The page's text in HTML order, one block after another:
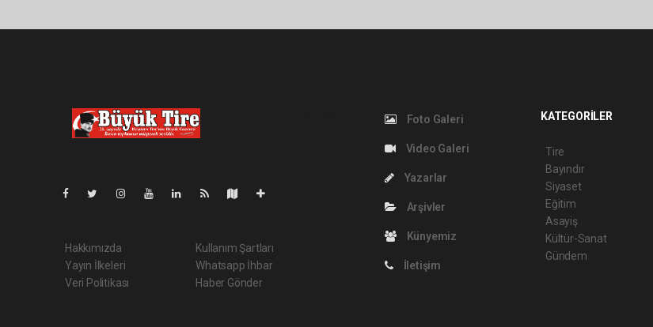
Hakkımızda
Yayın İlkeleri
Veri Politikası
Kullanım Şartları
Whatsapp İhbar
Haber Gönder
Foto Galeri
Video Galeri
Yazarlar
Arşivler
Künyemiz
İletişim
KATEGORİLER
Tire
Bayındır
Siyaset
Eğitim
Asayiş
Kültür-Sanat
Gündem